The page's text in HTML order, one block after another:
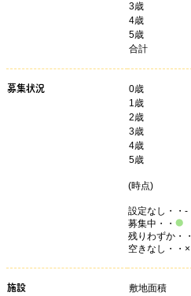
3歳
4歳
5歳
合計
募集状況 0歳
1歳
2歳
3歳
4歳
5歳
(時点)
設定なし・・-
募集中・・
残りわずか・・
空きなし・・×
施設 敷地面積